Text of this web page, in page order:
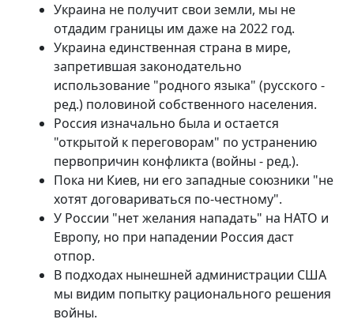
Украина не получит свои земли, мы не
отдадим границы им даже на 2022 год.
Украина единственная страна в мире,
запретившая законодательно
использование "родного языка" (русского -
ред.) половиной собственного населения.
Россия изначально была и остается
"открытой к переговорам" по устранению
первопричин конфликта (войны - ред.).
Пока ни Киев, ни его западные союзники "не
хотят договариваться по-честному".
У России "нет желания нападать" на НАТО и
Европу, но при нападении Россия даст
отпор.
В подходах нынешней администрации США
мы видим попытку рационального решения
войны.